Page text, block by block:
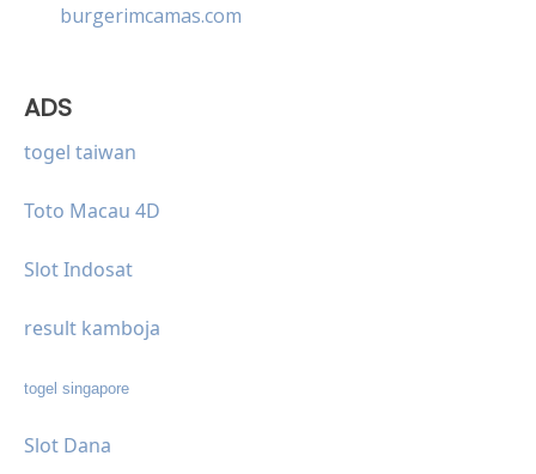
burgerimcamas.com
ADS
togel taiwan
Toto Macau 4D
Slot Indosat
result kamboja
togel singapore
Slot Dana